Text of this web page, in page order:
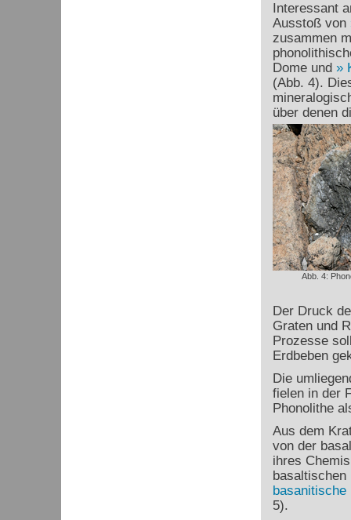
Interessant
Ausstoß von
zusammen
Dome und
(Abb. 4).
über denen
Abb. 4:
Der Druck
Graten und
Prozesse
Erdbeben
Die
fielen in der
Phonolithe
Aus dem
von der
ihres
basaltischen
basanitische
5).